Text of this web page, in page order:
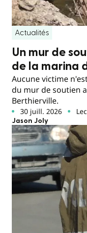
Actualités
Un mur de
de la marina
Aucune victime
du mur de soutien
Berthierville.
30 juill. 2026
Jason Joly